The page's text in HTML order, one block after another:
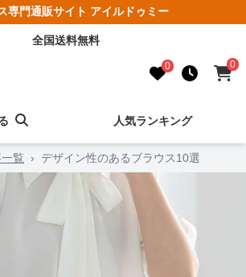
専門通販サイト アイルドゥミー
全国送料無料
0 0
人気ランキング
覧 › デザイン性のあるブラウス10選